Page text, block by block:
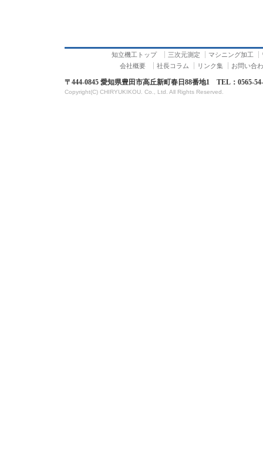
知立機工トップ 三次元測定 マシニング加工
会社概要
社長コラム リンク集 お問い合
〒444-0845 愛知県豊田市高丘新町春日88番地1 TEL：0565-
Copyright(C) CHIRYUKIKOU. Co., Ltd. All Rights Reserved.